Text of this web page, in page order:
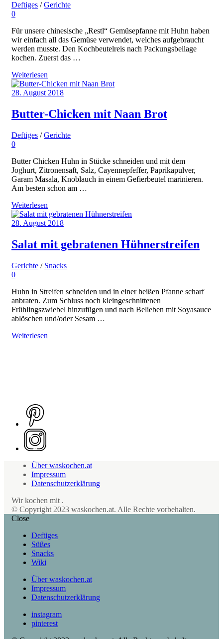
Deftiges /Gerichte
0
Für unsere chinesische „Restl“ Gemüsepfanne mit Huhn haben
wir einfach all das Gemüse verwendet, welches aufgebraucht
werden musste. Den Kochbeutelreis nach Packungsbeilage
kochen. Zuerst das …
Weiterlesen
28. August 2018
Butter-Chicken mit Naan Brot
Deftiges /Gerichte
0
Butter Chicken Huhn in Stücke schneiden und mit dem
Joghurt, Zitronensaft, Salz, Cayennepfeffer, Paprikapulver,
Garam Masala, Knoblauch in einem Gefierbeutel marinieren.
Am besten schon am …
Weiterlesen
28. August 2018
Salat mit gebratenen Hühnerstreifen
Gerichte / Snacks
0
Huhn in Streifen schneiden und in einer heißen Pfanne scharf
anbraten. Zum Schluss noch kleingeschnittenen
Frühlingszwiebel hinzufügen und nach Belieben mit Soyasauce
ablöschen und/oder Sesam …
Weiterlesen
Über waskochen.at
Impressum
Datenschutzerklärung
Wir kochen mit .
© Copyright 2023 waskochen.at. Alle Rechte vorbehalten.
Close
Deftiges
Süßes
Snacks
Wiki
Über waskochen.at
Impressum
Datenschutzerklärung
instagram
pinterest